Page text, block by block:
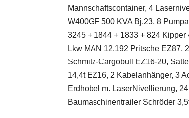
Mannschaftscontainer, 4
W400GF 500 KVA Bj.23, 8
3245 + 1844 + 1833 + 824
Lkw MAN 12.192 Pritsche EZ87,
Schmitz-Cargobull EZ16-20,
14,4t EZ16, 2 Kabelanhänger, 3
Erdhobel m. LaserNivellierung,
Baumaschinentrailer Schröder